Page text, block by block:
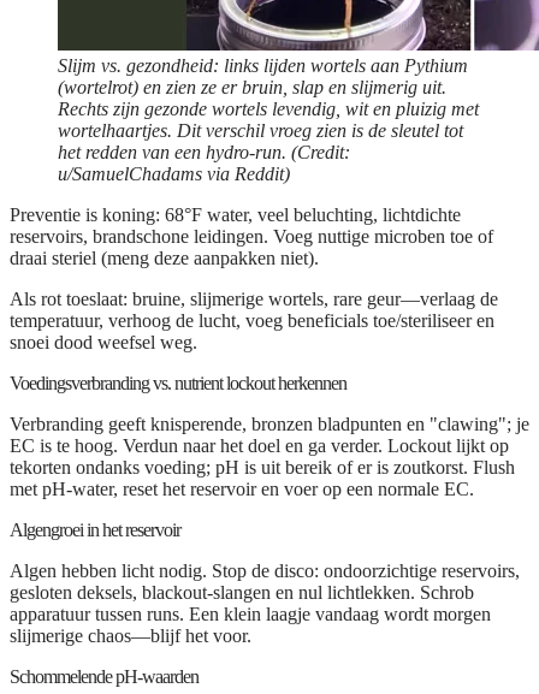
Slijm vs. gezondheid: links lijden wortels aan Pythium
(wortelrot) en zien ze er bruin, slap en slijmerig uit.
Rechts zijn gezonde wortels levendig, wit en pluizig met
wortelhaartjes. Dit verschil vroeg zien is de sleutel tot
het redden van een hydro-run. (Credit:
u/SamuelChadams via Reddit)
Preventie is koning: 68°F water, veel beluchting, lichtdichte
reservoirs, brandschone leidingen. Voeg nuttige microben toe of
draai steriel (meng deze aanpakken niet).
Als rot toeslaat: bruine, slijmerige wortels, rare geur—verlaag de
temperatuur, verhoog de lucht, voeg beneficials toe/steriliseer en
snoei dood weefsel weg.
Voedingsverbranding vs. nutrient lockout herkennen
Verbranding geeft knisperende, bronzen bladpunten en "clawing"; je
EC is te hoog. Verdun naar het doel en ga verder. Lockout lijkt op
tekorten ondanks voeding; pH is uit bereik of er is zoutkorst. Flush
met pH-water, reset het reservoir en voer op een normale EC.
Algengroei in het reservoir
Algen hebben licht nodig. Stop de disco: ondoorzichtige reservoirs,
gesloten deksels, blackout-slangen en nul lichtlekken. Schrob
apparatuur tussen runs. Een klein laagje vandaag wordt morgen
slijmerige chaos—blijf het voor.
Schommelende pH-waarden